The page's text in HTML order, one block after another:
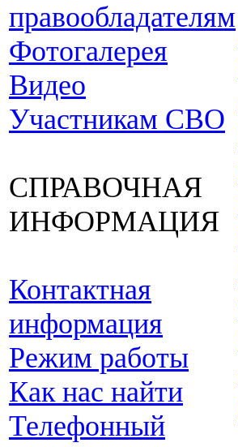
правообладателям
Фотогалерея
Видео
Участникам СВО
СПРАВОЧНАЯ
ИНФОРМАЦИЯ
Контактная
информация
Режим работы
Как нас найти
Телефонный